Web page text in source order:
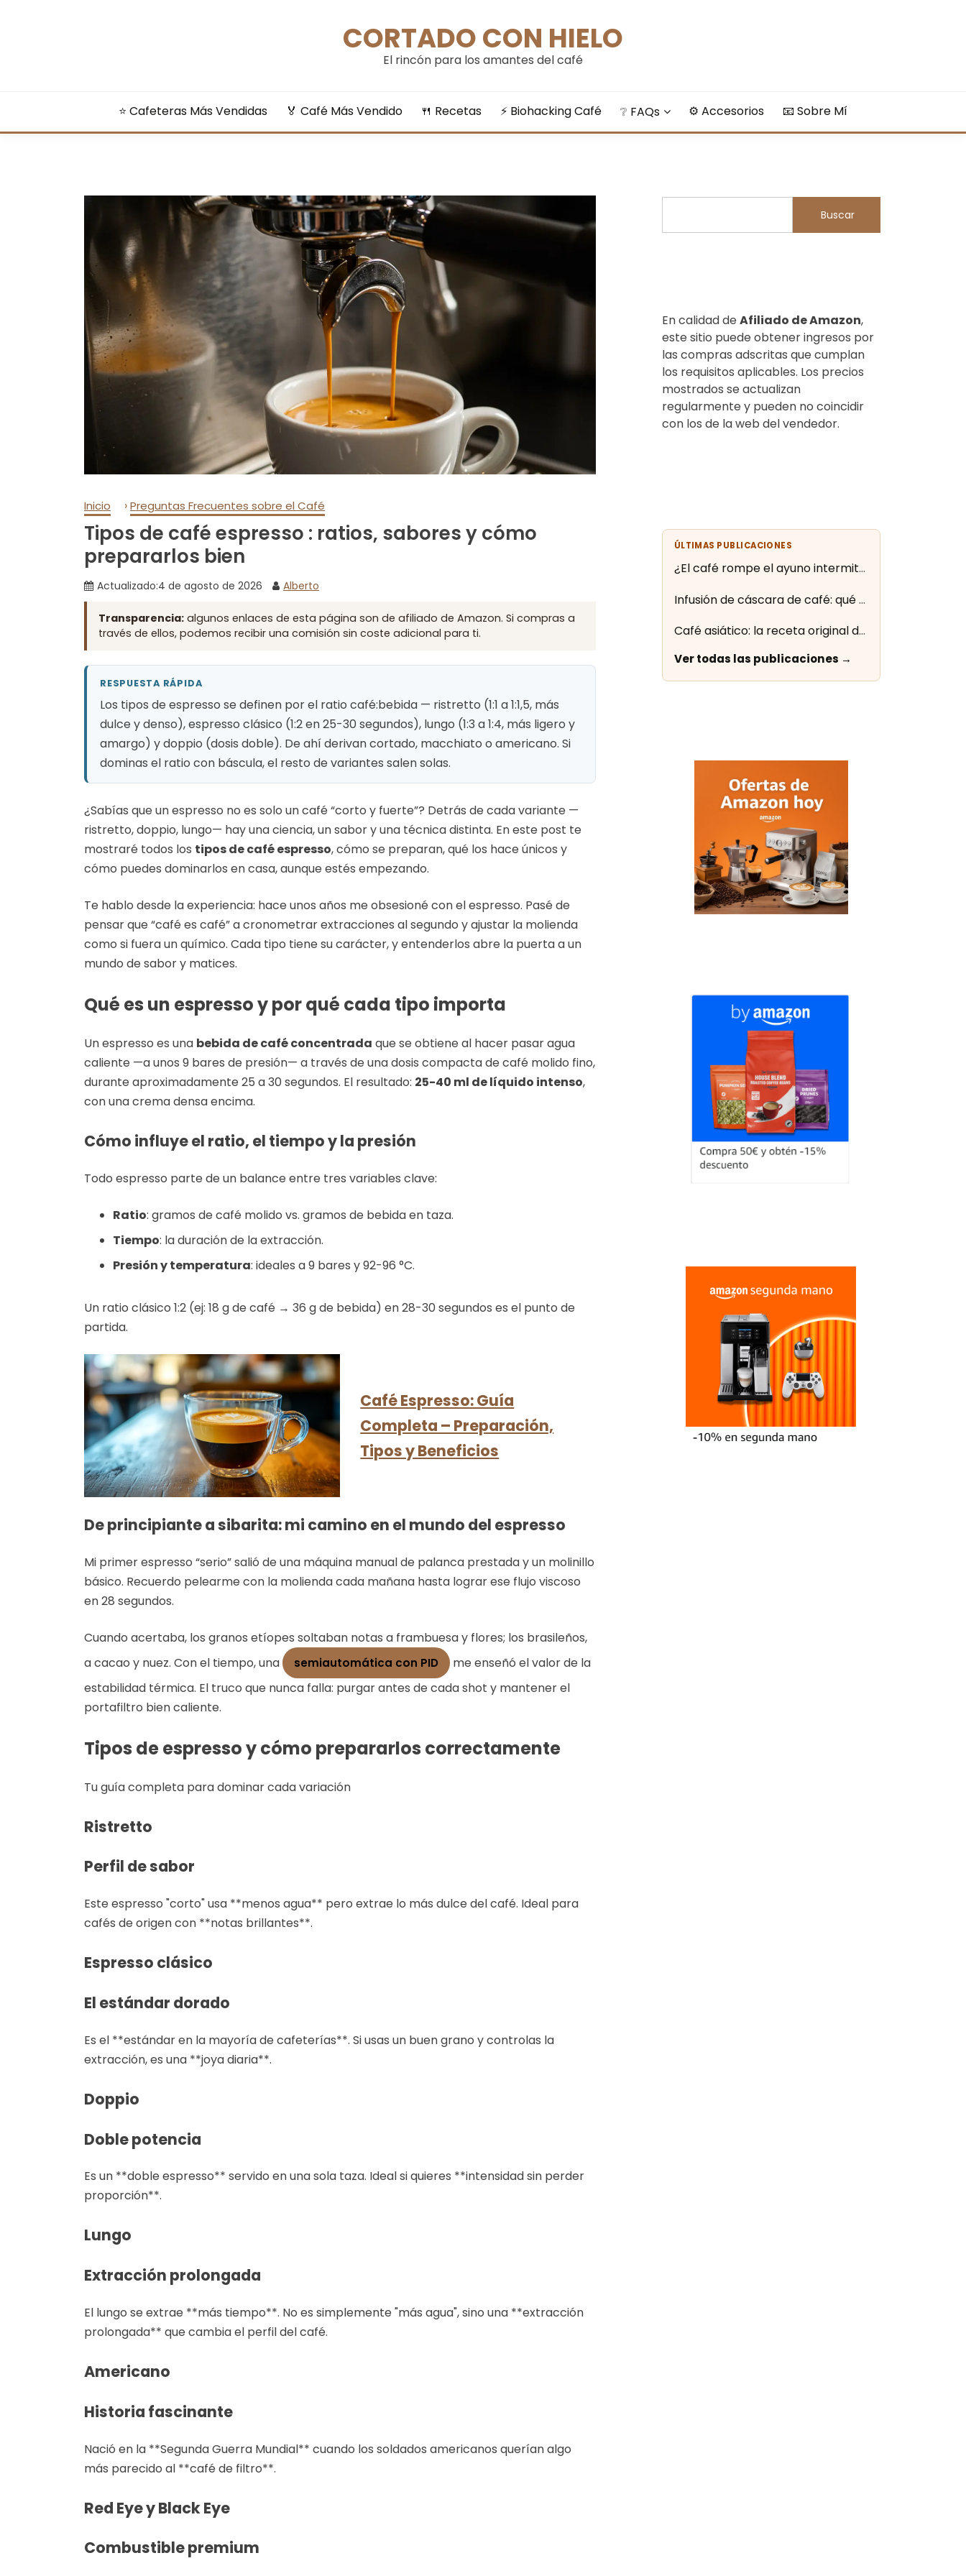
CORTADO CON HIELO
El rincón para los amantes del café
⭐ Cafeteras Más Vendidas 🏅​ Café Más Vendido 🍴​ Recetas ⚡​ Biohacking Café ❔​ FAQs ⚙️ Accesorios ​📧​ Sobre Mí
Inicio ›Preguntas Frecuentes sobre el Café
Tipos de café espresso : ratios, sabores y cómo
prepararlos bien
Actualizado:4 de agosto de 2026 Alberto
Transparencia: algunos enlaces de esta página son de afiliado de Amazon. Si compras a
través de ellos, podemos recibir una comisión sin coste adicional para ti.
RESPUESTA RÁPIDA
Los tipos de espresso se definen por el ratio café:bebida — ristretto (1:1 a 1:1,5, más
dulce y denso), espresso clásico (1:2 en 25-30 segundos), lungo (1:3 a 1:4, más ligero y
amargo) y doppio (dosis doble). De ahí derivan cortado, macchiato o americano. Si
dominas el ratio con báscula, el resto de variantes salen solas.
¿Sabías que un espresso no es solo un café “corto y fuerte”? Detrás de cada variante —
ristretto, doppio, lungo— hay una ciencia, un sabor y una técnica distinta. En este post te
mostraré todos los tipos de café espresso, cómo se preparan, qué los hace únicos y
cómo puedes dominarlos en casa, aunque estés empezando.
Te hablo desde la experiencia: hace unos años me obsesioné con el espresso. Pasé de
pensar que “café es café” a cronometrar extracciones al segundo y ajustar la molienda
como si fuera un químico. Cada tipo tiene su carácter, y entenderlos abre la puerta a un
mundo de sabor y matices.
Qué es un espresso y por qué cada tipo importa
Un espresso es una bebida de café concentrada que se obtiene al hacer pasar agua
caliente —a unos 9 bares de presión— a través de una dosis compacta de café molido fino,
durante aproximadamente 25 a 30 segundos. El resultado: 25-40 ml de líquido intenso,
con una crema densa encima.
Cómo influye el ratio, el tiempo y la presión
Todo espresso parte de un balance entre tres variables clave:
Ratio: gramos de café molido vs. gramos de bebida en taza.
Tiempo: la duración de la extracción.
Presión y temperatura: ideales a 9 bares y 92-96 °C.
Un ratio clásico 1:2 (ej: 18 g de café → 36 g de bebida) en 28-30 segundos es el punto de
partida.
Café Espresso: Guía
Completa – Preparación,
Tipos y Beneficios
De principiante a sibarita: mi camino en el mundo del espresso
Mi primer espresso “serio” salió de una máquina manual de palanca prestada y un molinillo
básico. Recuerdo pelearme con la molienda cada mañana hasta lograr ese flujo viscoso
en 28 segundos.
Cuando acertaba, los granos etíopes soltaban notas a frambuesa y flores; los brasileños,
a cacao y nuez. Con el tiempo, una
semiautomática con PID
me enseñó el valor de la
estabilidad térmica. El truco que nunca falla: purgar antes de cada shot y mantener el
portafiltro bien caliente.
Tipos de espresso y cómo prepararlos correctamente
Tu guía completa para dominar cada variación
Ristretto
Perfil de sabor
Este espresso "corto" usa **menos agua** pero extrae lo más dulce del café. Ideal para
cafés de origen con **notas brillantes**.
Espresso clásico
El estándar dorado
Es el **estándar en la mayoría de cafeterías**. Si usas un buen grano y controlas la
extracción, es una **joya diaria**.
Doppio
Doble potencia
Es un **doble espresso** servido en una sola taza. Ideal si quieres **intensidad sin perder
proporción**.
Lungo
Extracción prolongada
El lungo se extrae **más tiempo**. No es simplemente "más agua", sino una **extracción
prolongada** que cambia el perfil del café.
Americano
Historia fascinante
Nació en la **Segunda Guerra Mundial** cuando los soldados americanos querían algo
más parecido al **café de filtro**.
Red Eye y Black Eye
Combustible premium
Buscar
En calidad de Afiliado de Amazon,
este sitio puede obtener ingresos por
las compras adscritas que cumplan
los requisitos aplicables. Los precios
mostrados se actualizan
regularmente y pueden no coincidir
con los de la web del vendedor.
ÚLTIMAS PUBLICACIONES
¿El café rompe el ayuno intermitente? Lo que dice la evidencia
Infusión de cáscara de café: qué es la cascara y cómo se prepara
Café asiático: la receta original de Cartagena paso a paso
Ver todas las publicaciones →